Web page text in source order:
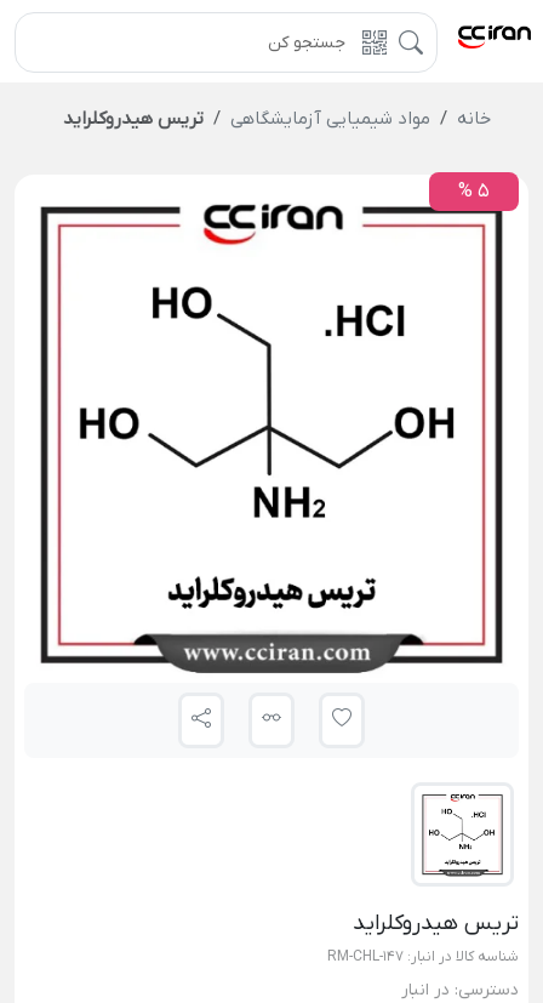
خانه مواد شیمیایی آزمایشگاهی تریس هیدروکلراید
5 %
تریس هیدروکلراید
شناسه کالا در انبار: RM-CHL-147
دسترسی: در انبار